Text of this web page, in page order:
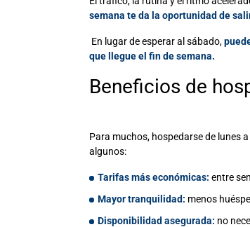
semana te da la oportunidad de
En lugar de esperar al sábado,
que llegue el fin de semana.
Beneficios de
Para muchos, hospedarse de lunes
algunos:
Tarifas más económicas: entre
Mayor tranquilidad: menos
Disponibilidad asegurada: no